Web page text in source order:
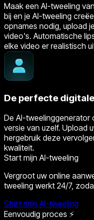
Maak een AI-tweeling
bij en je AI-tweeling
opnames nodig, upload
video's. Automatische
elke video er realistisch
De perfecte
De AI-tweelinggenerator
versie van uzelf. Upload
hergebruik deze
kwaliteit.
Start mijn AI-tweeling
Vergroot uw online
tweeling werkt 24/7,
Start mijn AI-tweeling
Eenvoudig proces ⚡